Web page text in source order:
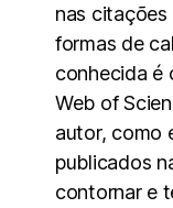
nas
formas de
conhecida é
Web of
autor, como
publicados
contornar e